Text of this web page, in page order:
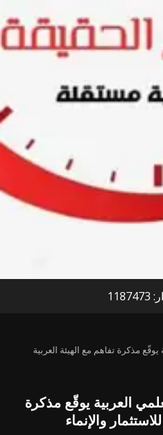
مذكرة تفاهم مع الهيئة العربية
العربية يوقّع مذكرة
والإنماء